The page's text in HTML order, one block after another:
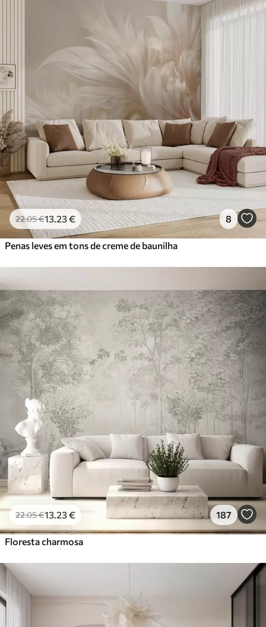
22.05€13 .23€ 8
Penas leves em tons de creme de baunilha
22.05€13 .23€ 187
Floresta charmosa